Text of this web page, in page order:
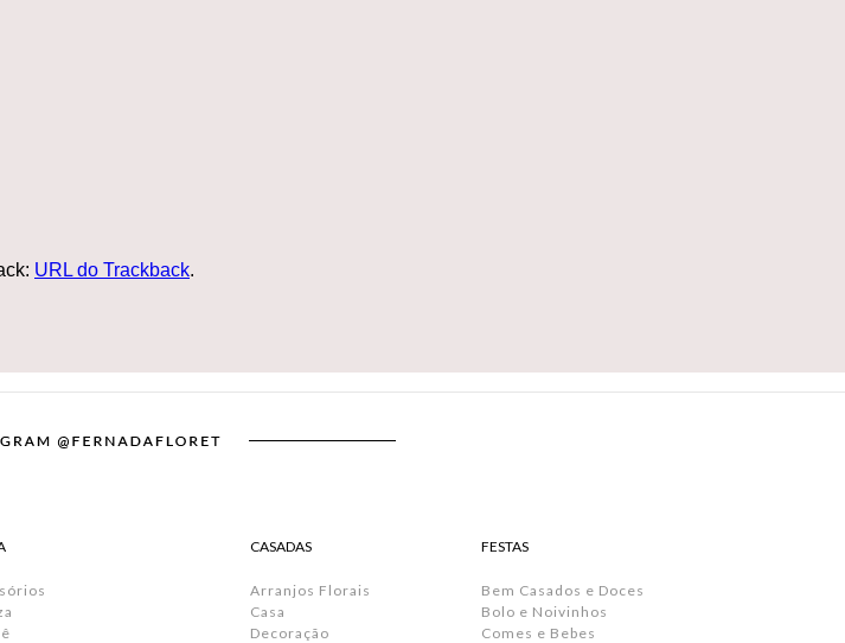
URL do Trackback.
CASADAS
Arranjos Florais
Casa
Decoração
FESTAS
Bem Casados e Doces
Bolo e Noivinhos
Comes e Bebes